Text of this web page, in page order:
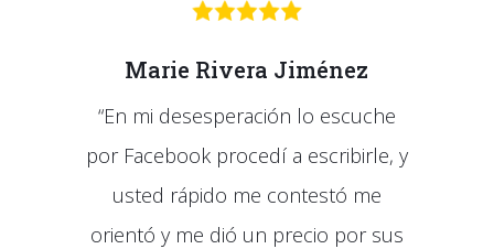
Marie Rivera Jiménez
“En mi desesperación lo escuche
por Facebook procedí a escribirle, y
usted rápido me contestó me
orientó y me dió un precio por sus